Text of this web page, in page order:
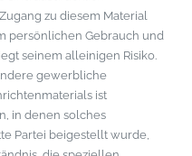
zu diesem Material
persönlichen Gebrauch und
seinem alleinigen Risiko.
gewerbliche
ist
in denen solches
Partei beigestellt wurde,